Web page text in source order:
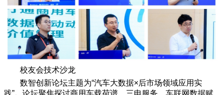
校友会技术沙龙
数智创新论坛主题为“汽车大数据×后市场领域应用实
践”。论坛聚焦探讨商用车载荷谱、三电服务、车联网数据赋